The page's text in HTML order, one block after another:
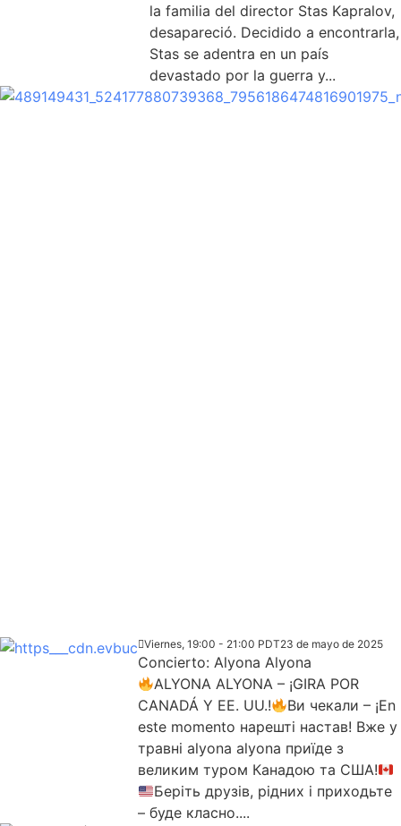
la familia del director Stas Kapralov,
desapareció. Decidido a encontrarla,
Stas se adentra en un país
devastado por la guerra y...
Concierto: Alyona Alyona
Viernes, 19:00 - 21:00 PDT23 de mayo de 2025
ALYONA ALYONA – ¡GIRA POR
CANADÁ Y EE. UU.!
Ви чекали – ¡En
este momento нарешті настав! Вже у
травні alyona alyona приїде з
великим туром Канадою та США!
Беріть друзів, рідних і приходьте
– буде класно....